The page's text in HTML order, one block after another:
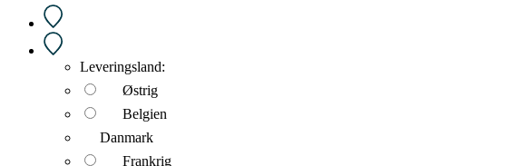
Leveringsland:
Østrig
Belgien
Danmark
Frankrig